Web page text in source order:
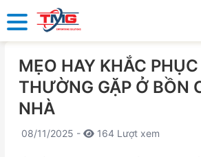
MẸO HAY KHẮC
THƯỜNG GẶP Ở BỒN
NHÀ
08/11/2025 - 164 Lượt xem